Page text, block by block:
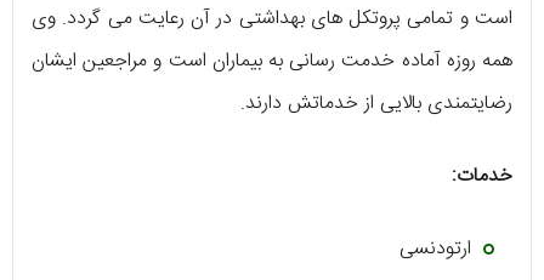
است و تمامی پروتکل های بهداشتی در آن رعایت می گردد. وی
همه روزه آماده خدمت رسانی به بیماران است و مراجعین ایشان
رضایتمندی بالایی از خدماتش دارند.
خدمات:
ارتودنسی